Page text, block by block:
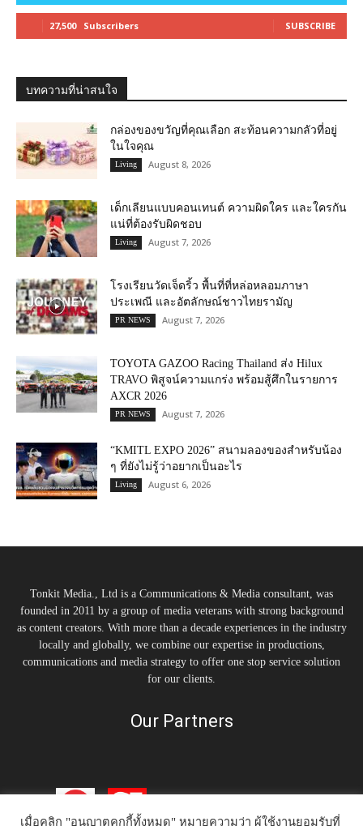
27,500 Subscribers SUBSCRIBE
บทความที่น่าสนใจ
กล่องของขวัญที่คุณเลือก สะท้อนความกลัวที่อยู่
ในใจคุณ
Living August 8, 2026
เด็กเลียนแบบคอนเทนต์ ความผิดใคร และใครกัน
แน่ที่ต้องรับผิดชอบ
Living August 7, 2026
โรงเรียนวัดเจ็ดริ้ว พื้นที่ที่หล่อหลอมภาษา
ประเพณี และอัตลักษณ์ชาวไทยรามัญ
PR NEWS August 7, 2026
TOYOTA GAZOO Racing Thailand ส่ง Hilux
TRAVO พิสูจน์ความแกร่ง พร้อมสู้ศึกในรายการ
AXCR 2026
PR NEWS August 7, 2026
“KMITL EXPO 2026” สนามลองของสำหรับน้อง
ๆ ที่ยังไม่รู้ว่าอยากเป็นอะไร
Living August 6, 2026
Tonkit Media., Ltd is a Communications & Media consultant, was
founded in 2011 by a group of media veterans with strong background
as content creators. With more than a decade experiences in the industry
locally and globally, we combine our expertise in productions,
communications and media strategy to offer one stop service solution
for our clients.
Our Partners
เมื่อคลิก "อนุญาตคุกกี้ทั้งหมด" หมายความว่า ผู้ใช้งานยอมรับที่